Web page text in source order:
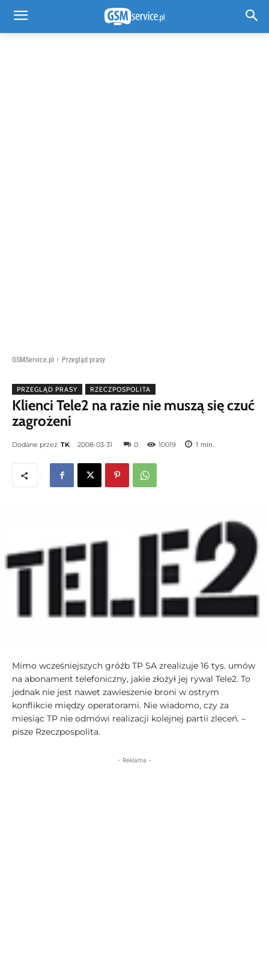
GSMService.pl Przegląd prasy
PRZEGLĄD PRASY RZECZPOSPOLITA
Klienci Tele2 na razie nie muszą się czuć
zagrożeni
Dodane przez TK 2008-03-31 0 10019 1 min.
Mimo wcześniejszych gróźb TP SA zrealizuje 16 tys. umów
na abonament telefoniczny‚ jakie złożył jej rywal Tele2. To
jednak nie jest nawet zawieszenie broni w ostrym
konflikcie między operatorami. Nie wiadomo‚ czy za
miesiąc TP nie odmówi realizacji kolejnej partii zleceń. –
pisze Rzeczpospolita.
- Reklama -